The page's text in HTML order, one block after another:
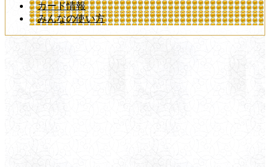
カード情報
みんなの使い方